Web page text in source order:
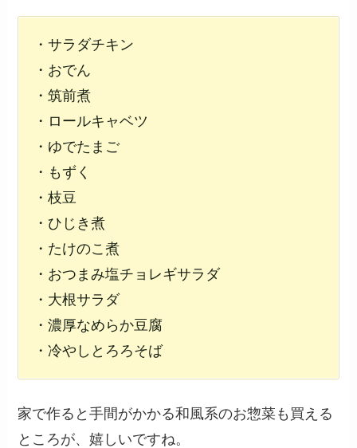
・サラダチキン
・おでん
・筑前煮
・ロールキャベツ
・ゆでたまご
・もずく
・枝豆
・ひじき煮
・たけのこ煮
・おつまみ塩チョレギサラダ
・大根サラダ
・濃厚なめらか豆腐
・冷やしとろろそば
家で作ると手間がかかる和風系のお惣菜も買える
ところが、嬉しいですね。